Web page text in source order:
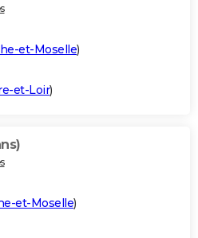
et-Moselle)
et-Loir)
et-Moselle)